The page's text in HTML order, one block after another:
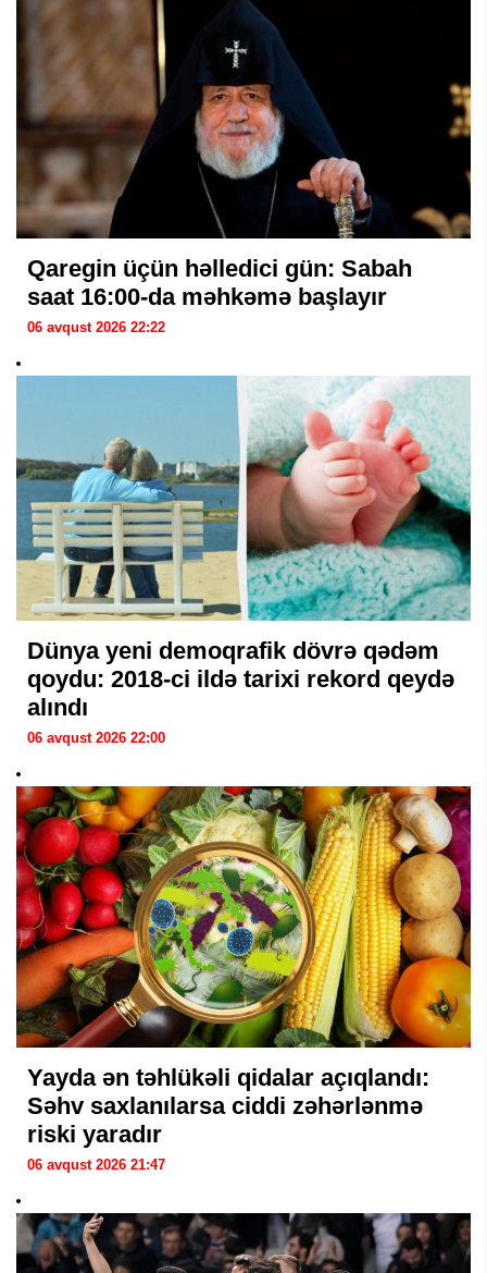
Qaregin üçün həlledici gün: Sabah
saat 16:00-da məhkəmə başlayır
06 avqust 2026 22:22
Dünya yeni demoqrafik dövrə qədəm
qoydu: 2018-ci ildə tarixi rekord qeydə
alındı
06 avqust 2026 22:00
Yayda ən təhlükəli qidalar açıqlandı:
Səhv saxlanılarsa ciddi zəhərlənmə
riski yaradır
06 avqust 2026 21:47